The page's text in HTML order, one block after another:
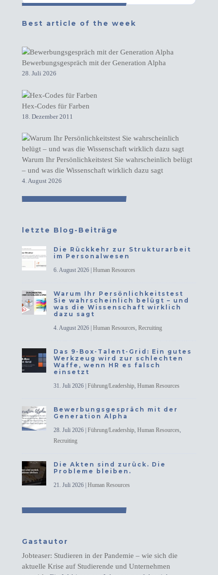
Best article of the week
Bewerbungsgespräch mit der Generation Alpha
28. Juli 2026
Hex-Codes für Farben
18. Dezember 2011
Warum Ihr Persönlichkeitstest Sie wahrscheinlich belügt
– und was die Wissenschaft wirklich dazu sagt
4. August 2026
letzte Blog-Beiträge
Die Rückkehr zur Strukturarbeit
im Personalwesen
6. August 2026| Human Resources
Warum Ihr Persönlichkeitstest
Sie wahrscheinlich belügt – und
was die Wissenschaft wirklich
dazu sagt
4. August 2026| Human Resources, Recruiting
Das 9-Box-Talent-Grid: Ein gutes
Werkzeug wird zur schlechten
Waffe, wenn HR es falsch
einsetzt
31. Juli 2026| Führung/Leadership, Human Resources
Bewerbungsgespräch mit der
Generation Alpha
28. Juli 2026| Führung/Leadership, Human Resources,
Recruiting
Die Akten sind zurück. Die
Probleme bleiben.
21. Juli 2026| Human Resources
Gastautor
Jobteaser: Studieren in der Pandemie – wie sich die
aktuelle Krise auf Studierende und Unternehmen